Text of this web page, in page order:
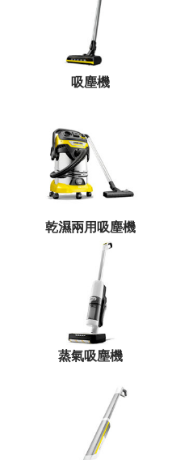
吸塵機
乾濕兩用吸塵機
蒸氣吸塵機